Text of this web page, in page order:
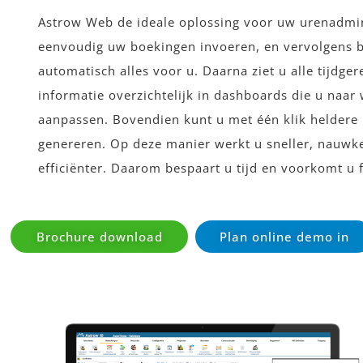
Of u nu groot of klein
beschikt u over
Verhoog de
producten
Op elk moment en op
toegang
verlof- en
Of u nu groot of klein
beschikt u over
Verhoog de
producten
Op elk moment en op
toegang
verlof- en
Of u nu groot of klein
beschikt u over
Verhoog de
producten
Op elk moment en op
toegang
verlof- en
Astrow Web de ideale oplossing voor uw
eenvoudig uw boekingen invoeren, en vervolgens
automatisch alles voor u. Daarna ziet u alle
informatie overzichtelijk in dashboards die u naar
aanpassen. Bovendien kunt u met één klik heldere
genereren. Op deze manier werkt u sneller,
efficiënter. Daarom bespaart u tijd en voorkomt u
Brochure download Plan online demo in